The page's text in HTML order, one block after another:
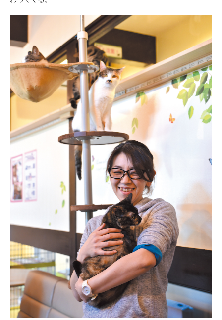
pecodogs
いぬ部をフォロー
ねこ部をフォロー
アプリをダウンロードする